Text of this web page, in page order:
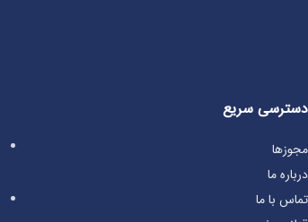
دسترسی سریع
مجوزها
درباره ما
تماس با ما